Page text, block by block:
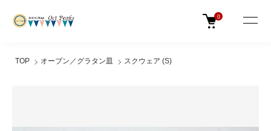
0
TOP オーブン／グラタン皿 スクウェア (S)